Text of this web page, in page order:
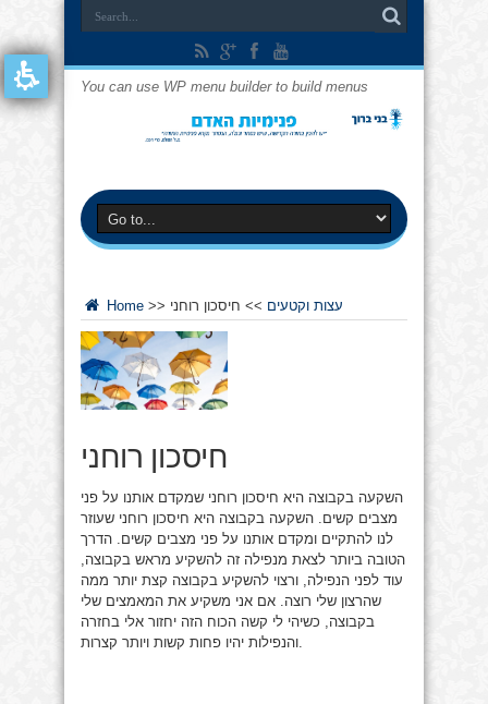
You can use WP menu builder to build menus
Home >> עצות וקטעים >> חיסכון רוחני
חיסכון רוחני
השקעה בקבוצה היא חיסכון רוחני שמקדם אותנו על פני
מצבים קשים. השקעה בקבוצה היא חיסכון רוחני שעוזר
לנו להתקיים ומקדם אותנו על פני מצבים קשים. הדרך
הטובה ביותר לצאת מנפילה זה להשקיע מראש בקבוצה,
עוד לפני הנפילה, ורצוי להשקיע בקבוצה קצת יותר ממה
שהרצון שלי רוצה. אם אני משקיע את המאמצים שלי
בקבוצה, כשיהי לי קשה הכוח הזה יחזור אלי בחזרה